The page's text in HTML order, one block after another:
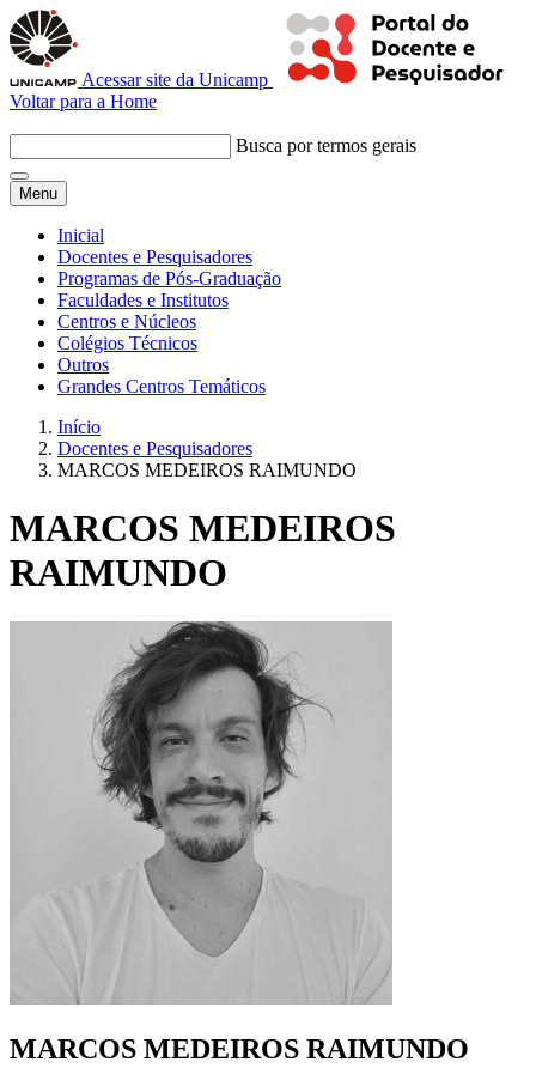
Acessar site da Unicamp
Voltar para a Home
Busca por termos gerais
Menu
Inicial
Docentes e Pesquisadores
Programas de Pós-Graduação
Faculdades e Institutos
Centros e Núcleos
Colégios Técnicos
Outros
Grandes Centros Temáticos
Início
Docentes e Pesquisadores
MARCOS MEDEIROS RAIMUNDO
MARCOS MEDEIROS
RAIMUNDO
MARCOS MEDEIROS RAIMUNDO